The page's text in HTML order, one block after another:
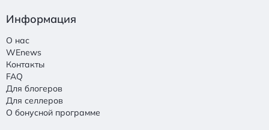
Информация
О нас
WEnews
Контакты
FAQ
Для блогеров
Для селлеров
О бонусной программе